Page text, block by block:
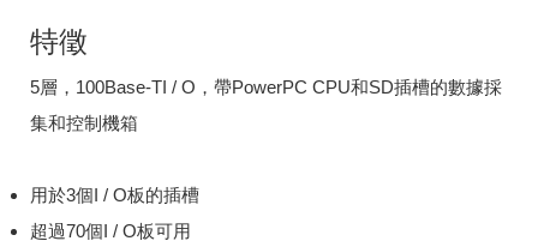
特徵
5層，100Base-TI / O，帶PowerPC CPU和SD插槽的數據採
集和控制機箱
用於3個I / O板的插槽
超過70個I / O板可用